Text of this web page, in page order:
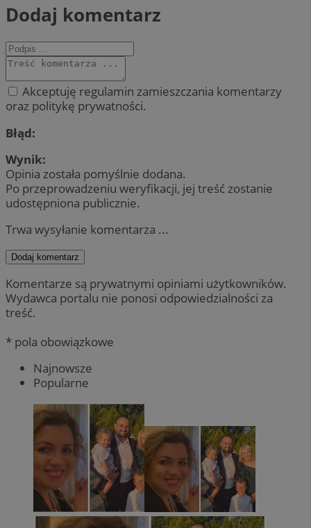
Dodaj komentarz
Akceptuję regulamin zamieszczania komentarzy
oraz politykę prywatności.
Błąd:
Wynik:
Opinia została pomyślnie dodana.
Po przeprowadzeniu weryfikacji, jej treść zostanie
udostępniona publicznie.
Trwa wysyłanie komentarza ...
Dodaj komentarz
Komentarze są prywatnymi opiniami użytkowników.
Wydawca portalu nie ponosi odpowiedzialności za
treść.
* pola obowiązkowe
Najnowsze
Popularne